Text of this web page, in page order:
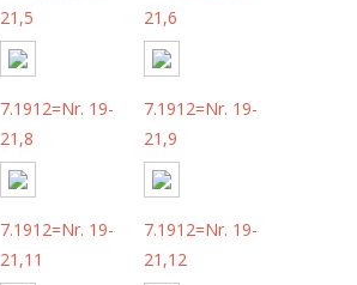
21,5
21,6
7.1912=Nr. 19-
21,8
7.1912=Nr. 19-
21,9
7.1912=Nr. 19-
21,11
7.1912=Nr. 19-
21,12